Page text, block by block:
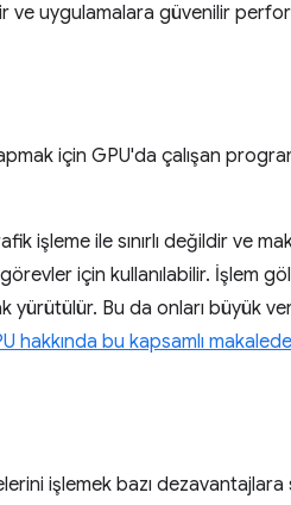
ve uygulamalara güvenilir
için GPU'da çalışan
işleme ile sınırlı değildir ve
için kullanılabilir. İşlem
yürütülür. Bu da onları büyük
hakkında bu kapsamlı makalede
işlemek bazı dezavantajlara